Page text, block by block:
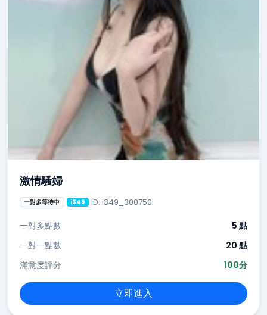
激情騷婦
一對多等待中 i349 ID: i349_300750
一對多點數
5 點
一對一點數
20 點
滿意度評分
100分
立即進入